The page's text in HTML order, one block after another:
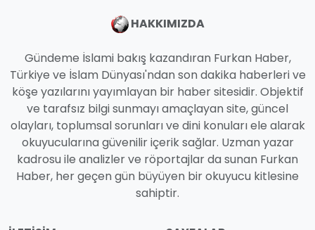
HAKKIMIZDA
Gündeme İslami bakış kazandıran Furkan Haber,
Türkiye ve İslam Dünyası'ndan son dakika haberleri ve
köşe yazılarını yayımlayan bir haber sitesidir. Objektif
ve tarafsız bilgi sunmayı amaçlayan site, güncel
olayları, toplumsal sorunları ve dini konuları ele alarak
okuyucularına güvenilir içerik sağlar. Uzman yazar
kadrosu ile analizler ve röportajlar da sunan Furkan
Haber, her geçen gün büyüyen bir okuyucu kitlesine
sahiptir.